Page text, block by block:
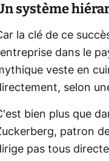
système
la clé de ce
dans le
veste en
selon
bien plus que
patron
pas tous